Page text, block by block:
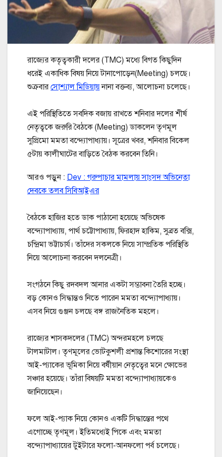
রাজ্যের কতৃত্বকারী দলের (TMC) মধ্যে বিগত কিছুদিন
ধরেই একাধিক বিষয় নিয়ে টানাপোড়েন(Meeting) চলছে।
শুক্রবারসোশ্যাল মিডিয়ায়নানা বক্তব্য, আলোচনা চলেছে।
এই পরিস্থিতিতে সবদিক বজায় রাখতে শনিবার দলের শীর্ষ
নেতৃত্বকে জরুরি বৈঠকে (Meeting) ডাকলেন তৃণমূল
সুপ্রিমো মমতা বন্দ্যোপাধ্যায়। সূত্রের খবর, শনিবার বিকেল
৫টায় কালীঘাটের বাড়িতে বৈঠক করবেন তিনি।
আরও পড়ুন : Dev : গরুপাচার মামলায় সাংসদ অভিনেতা
দেবকে তলব সিবিআইএর
বৈঠকে হাজির হতে ডাক পাঠানো হয়েছে অভিষেক
বন্দ্যোপাধ্যায়, পার্থ চট্টোপাধ্যায়, ফিরহাদ হাকিম, সুব্রত বক্সি,
চন্দ্রিমা ভট্টাচার্য। তাঁদের সকলকে নিয়ে সাম্প্রতিক পরিস্থিতি
নিয়ে আলোচনা করবেন দলনেত্রী।
সংগঠনে কিছু রদবদল আনার একটা সম্ভাবনা তৈরি হচ্ছে।
বড় কোনও সিদ্ধান্তও নিতে পারেন মমতা বন্দ্যোপাধ্যায়।
এসব নিয়ে গুঞ্জন চলছে বঙ্গ রাজনৈতিক মহলে।
রাজ্যের শাসকদলের (TMC) অন্দরমহলে চলছে
টালমাটাল। তৃণমূলের ভোটকুশলী প্রশান্ত কিশোরের সংস্থা
আই-প্যাকের ভূমিকা নিয়ে বর্ষীয়ান নেতৃত্বের মনে ক্ষোভের
সঞ্চার হয়েছে। তাঁরা বিষয়টি মমতা বন্দ্যোপাধ্যায়কেও
জানিয়েছেন।
ফলে আই-প্যাক নিয়ে কোনও একটি সিদ্ধান্তের পথে
এগোচ্ছে তৃণমূল। ইতিমধ্যেই পিকে এবং মমতা
বন্দ্যোপাধ্যায়ের টুইটারে ফলো-আনফলো পর্ব চলেছে।